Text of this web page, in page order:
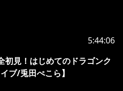
5:44:06
初見！はじめてのドラゴンク
ブ/兎田ぺこら】